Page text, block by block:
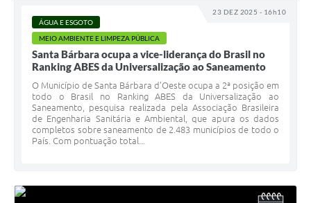
23 DEZ 2025 - 16h10
ÁGUA E ESGOTO
MEIO AMBIENTE E LIMPEZA PÚBLICA
Santa Bárbara ocupa a vice-liderança do Brasil no
Ranking ABES da Universalização ao Saneamento
O Município de Santa Bárbara d’Oeste ocupa a 2ª posição em
todo o Brasil no Ranking ABES da Universalização ao
Saneamento, pesquisa realizada pela Associação Brasileira
de Engenharia Sanitária e Ambiental, que apura os dados
completos sobre saneamento de 2.483 municípios de todo o
País. Com pontuação total...